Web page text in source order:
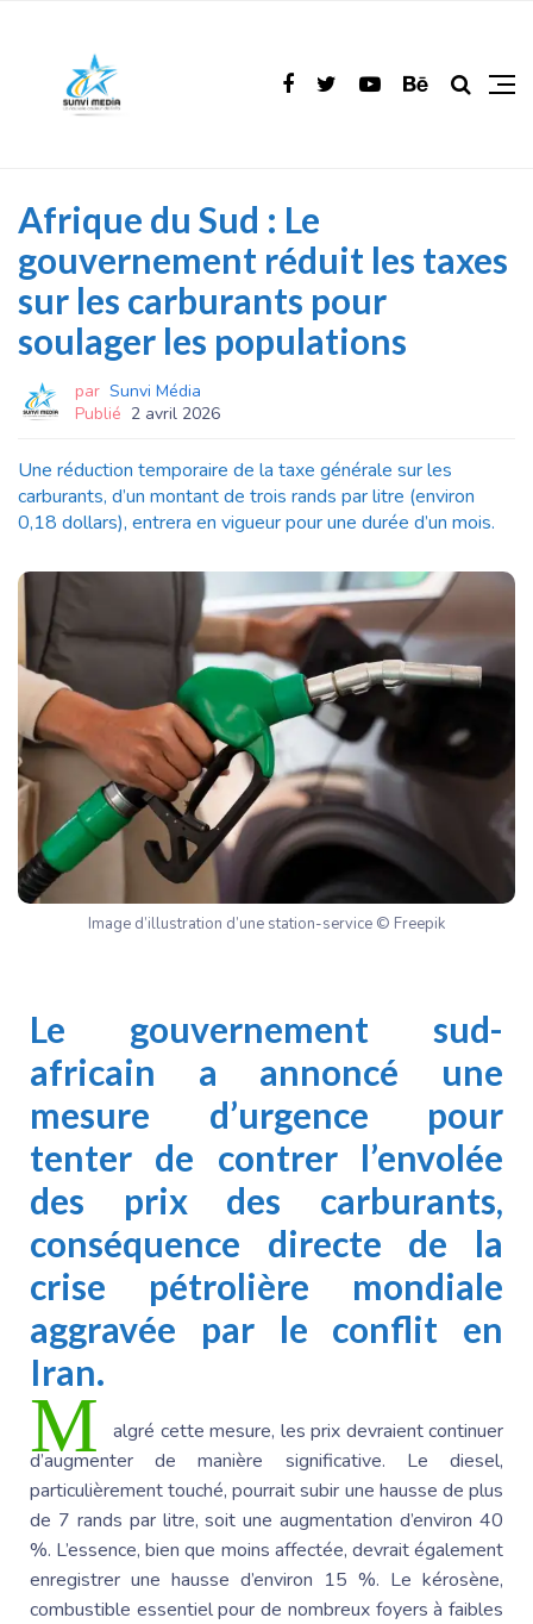
Afrique du Sud : Le
gouvernement réduit les taxes
sur les carburants pour
soulager les populations
par Sunvi Média
Publié 2 avril 2026
Une réduction temporaire de la taxe générale sur les
carburants, d’un montant de trois rands par litre (environ
0,18 dollars), entrera en vigueur pour une durée d’un mois.
Image d’illustration d’une station-service © Freepik
Le gouvernement sud-
africain a annoncé une
mesure d’urgence pour
tenter de contrer l’envolée
des prix des carburants,
conséquence directe de la
crise pétrolière mondiale
aggravée par le conflit en
Iran.
M
algré cette mesure, les prix devraient continuer
d’augmenter de manière significative. Le diesel,
particulièrement touché, pourrait subir une hausse de plus
de 7 rands par litre, soit une augmentation d’environ 40
%. L’essence, bien que moins affectée, devrait également
enregistrer une hausse d’environ 15 %. Le kérosène,
combustible essentiel pour de nombreux foyers à faibles